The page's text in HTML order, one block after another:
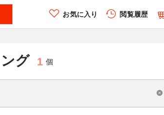
お気に入り 閲覧履歴
グ 1 個